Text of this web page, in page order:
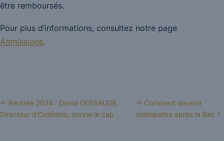
être remboursés.
Pour plus d’informations, consultez notre page
Admissions.
← Rentrée 2024 : David DESSAUGE,
Directeur d'Ostéobio, donne le cap
→ Comment devenir
ostéopathe après le Bac ?